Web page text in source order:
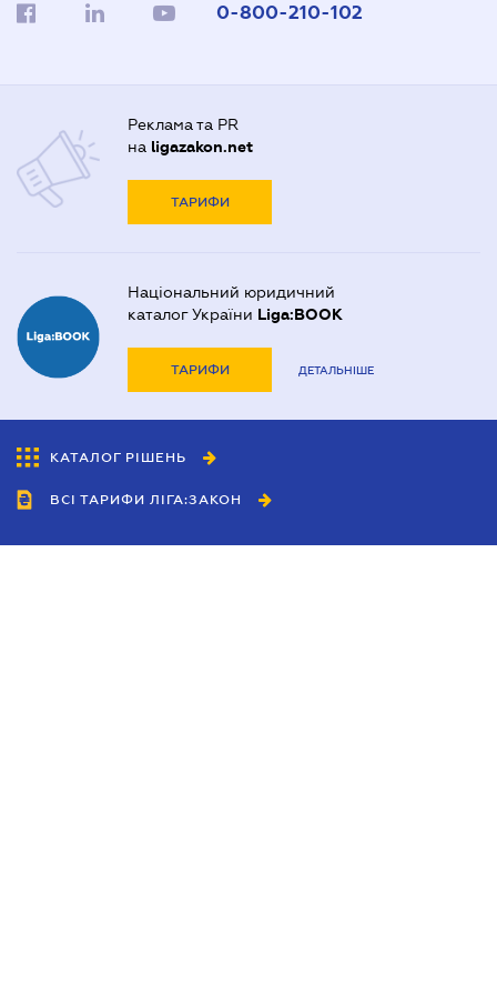
0-800-210-102
Реклама та PR
на ligazakon.net
ТАРИФИ
Національний юридичний
каталог України Liga:BOOK
ТАРИФИ ДЕТАЛЬНІШЕ
КАТАЛОГ РІШЕНЬ
ВСІ ТАРИФИ ЛІГА:ЗАКОН